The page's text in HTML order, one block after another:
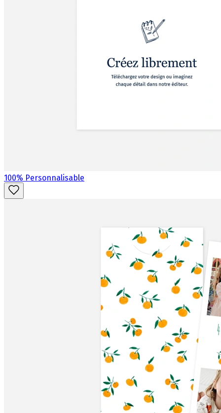
100% Personnalisable